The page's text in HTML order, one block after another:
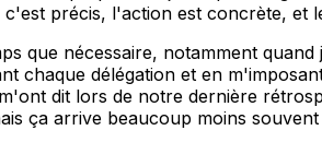
précis, l'action est concrète, et
que nécessaire, notamment
chaque délégation et en
dit lors de notre dernière
ça arrive beaucoup moins